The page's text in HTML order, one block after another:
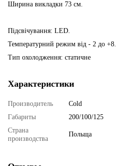
Ширина викладки 73 cм.
Підсвічування: LED.
Температурний режим від - 2 до +8.
Тип охолодження: статичне
Характеристики
Производитель
Cold
Габариты
200/100/125
Страна
производства
Польща